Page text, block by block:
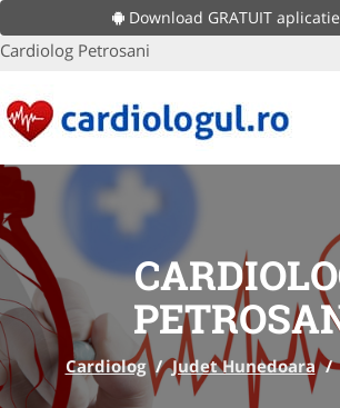
Download GRATUIT
Cardiolog Petrosani
Cardiolog / Judet Hunedoara /